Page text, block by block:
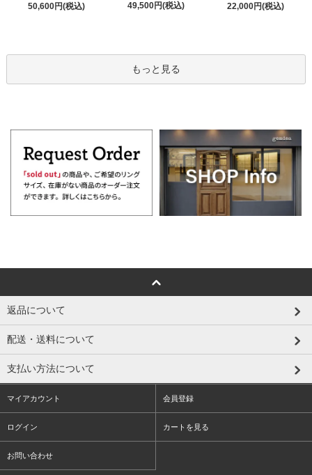
50,600円(税込)
49,500円(税込)
22,000円(税込)
もっと見る
返品について
配送・送料について
支払い方法について
マイアカウント 会員登録
ログイン カートを見る
お問い合わせ